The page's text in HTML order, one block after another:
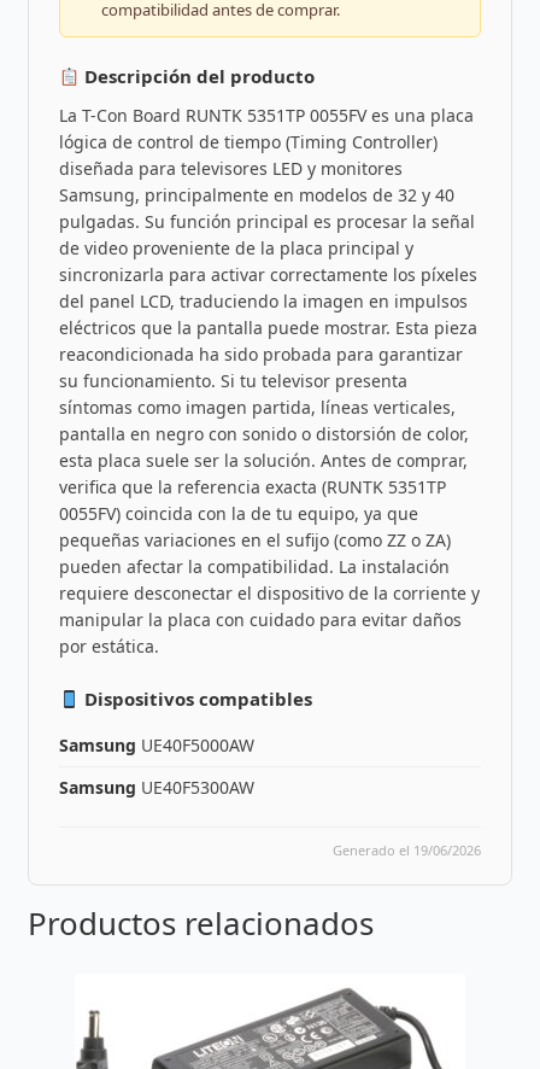
compatibilidad antes de comprar.
Descripción del producto
La T-Con Board RUNTK 5351TP 0055FV es una placa
lógica de control de tiempo (Timing Controller)
diseñada para televisores LED y monitores
Samsung, principalmente en modelos de 32 y 40
pulgadas. Su función principal es procesar la señal
de video proveniente de la placa principal y
sincronizarla para activar correctamente los píxeles
del panel LCD, traduciendo la imagen en impulsos
eléctricos que la pantalla puede mostrar. Esta pieza
reacondicionada ha sido probada para garantizar
su funcionamiento. Si tu televisor presenta
síntomas como imagen partida, líneas verticales,
pantalla en negro con sonido o distorsión de color,
esta placa suele ser la solución. Antes de comprar,
verifica que la referencia exacta (RUNTK 5351TP
0055FV) coincida con la de tu equipo, ya que
pequeñas variaciones en el sufijo (como ZZ o ZA)
pueden afectar la compatibilidad. La instalación
requiere desconectar el dispositivo de la corriente y
manipular la placa con cuidado para evitar daños
por estática.
Dispositivos compatibles
Samsung UE40F5000AW
Samsung UE40F5300AW
Generado el 19/06/2026
Productos relacionados